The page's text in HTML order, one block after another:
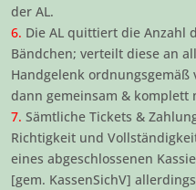
der AL.
6. Die AL quittiert die Anzahl
Bändchen; verteilt diese an
Handgelenk
dann gemeinsam & komplett
7. Sämtliche Tickets &
Richtigkeit und
eines abgeschlossenen
[gem. KassenSichV]